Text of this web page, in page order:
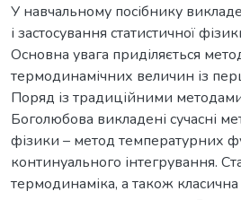
У навчальному посібнику
і застосування статистичної
Основна увага приділяється
термодинамічних величин із
Поряд із традиційними
Боголюбова викладені сучасні
фізики – метод температурних
континуального інтегрування.
термодинаміка, а також класична